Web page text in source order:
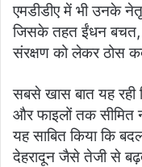
एमडीडीए में भी उनके
जिसके तहत ईंधन बचत,
संरक्षण को लेकर ठोस
सबसे खास बात यह
और फाइलों तक सीमित
यह साबित किया कि
देहरादून जैसे तेजी से